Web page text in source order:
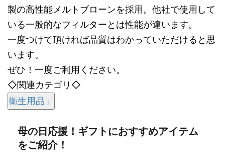
製の高性能メルトブローンを採用。他社で使用して
いる一般的なフィルターとは性能が違います。
一度つけて頂ければ品質はわかっていただけると思
います。
ぜひ！一度ご利用ください。
◇関連カテゴリ◇
衛生用品」
母の日応援！ギフトにおすすめアイテム
をご紹介！